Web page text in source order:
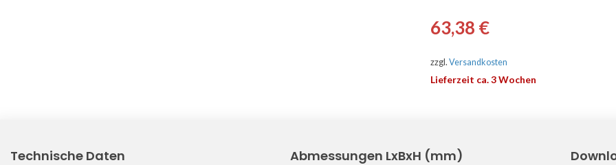
63,38 €
zzgl. Versandkosten
Lieferzeit ca. 3 Wochen
Technische Daten Abmessungen LxBxH (mm)